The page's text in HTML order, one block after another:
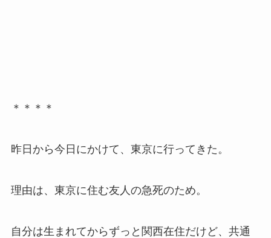
＊＊＊＊
昨日から今日にかけて、東京に行ってきた。
理由は、東京に住む友人の急死のため。
自分は生まれてからずっと関西在住だけど、共通